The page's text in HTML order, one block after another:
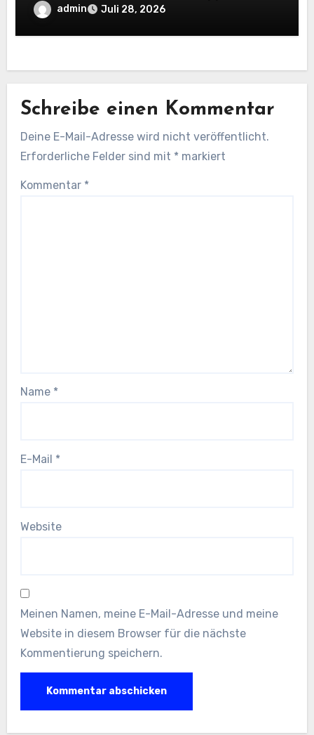
OpenAI-kompatiblen lokalen Inferenz-
Workflows
admin Juli 28, 2026
Schreibe einen Kommentar
Deine E-Mail-Adresse wird nicht veröffentlicht.
Erforderliche Felder sind mit * markiert
Kommentar *
Name *
E-Mail *
Website
Meinen Namen, meine E-Mail-Adresse und meine
Website in diesem Browser für die nächste
Kommentierung speichern.